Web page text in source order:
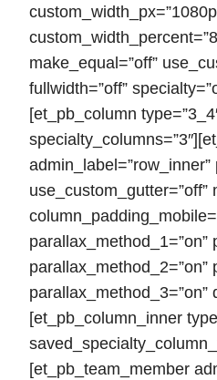
make_equal=”off”
fullwidth=”off”
[et_pb_column
admin_label=”row_inner”
use_custom_gutter=”off”
parallax_method_1=”on”
parallax_method_2=”on”
parallax_method_3=”on”
[et_pb_column_inner
[et_pb_team_member